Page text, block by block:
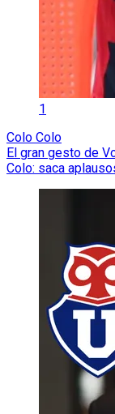
1
Colo Colo
El gran gesto de
Colo: saca